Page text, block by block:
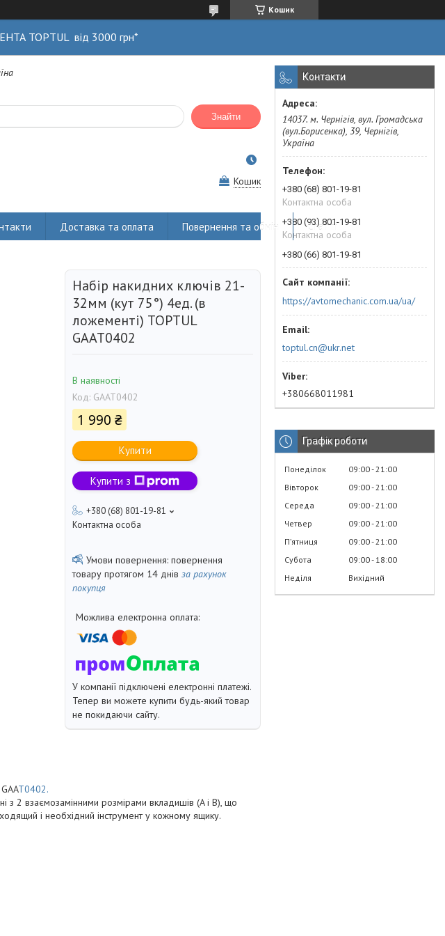
Кошик
TOPTUL від 3000 грн*
Знайти
Кошик
Доставка та оплата Повернення та обмін Статті
Набір накидних ключів 21-
32мм (кут 75°) 4ед. (в
ложементі) TOPTUL
GAAT0402
В наявності
Код: GAAT0402
1 990 ₴
Купити
Купити з
+380 (68) 801-19-81
Контактна особа
повернення
товару протягом 14 днів за рахунок
покупця
У компанії підключені електронні платежі.
Тепер ви можете купити будь-який товар
не покидаючи сайту.
T0402.
з 2 взаємозамінними розмірами вкладишів (A і B), що
і необхідний інструмент у кожному ящику.
Контакти
14037. м. Чернігів, вул. Громадська
(вул.Борисенка), 39, Чернігів,
Україна
+380 (68) 801-19-81
Контактна особа
+380 (93) 801-19-81
Контактна особа
+380 (66) 801-19-81
https://avtomechanic.com.ua/ua/
toptul.cn@ukr.net
+380668011981
Графік роботи
Понеділок 09:00 21:00
Вівторок
09:00 21:00
Середа
09:00 21:00
Четвер
09:00 21:00
Пʼятниця
09:00 21:00
Субота
09:00 18:00
Неділя
Вихідний